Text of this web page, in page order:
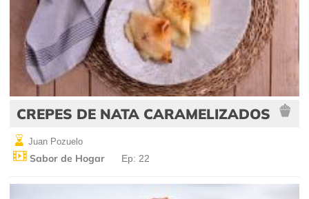
CREPES DE NATA CARAMELIZADOS
Juan Pozuelo
Sabor de Hogar Ep: 22